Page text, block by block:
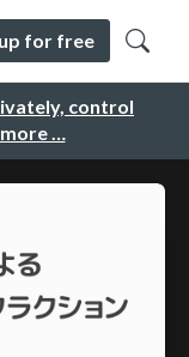
control
…
for free